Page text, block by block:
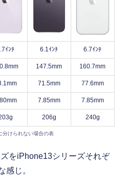
ｲﾝﾁ 6.1ｲﾝﾁ 6.7ｲﾝﾁ
147.5mm 160.7mm
71.5mm 77.6mm
7.85mm 7.85mm
206g 240g
分けられない場合の表
をiPhone13シリーズそれぞ
感じ。